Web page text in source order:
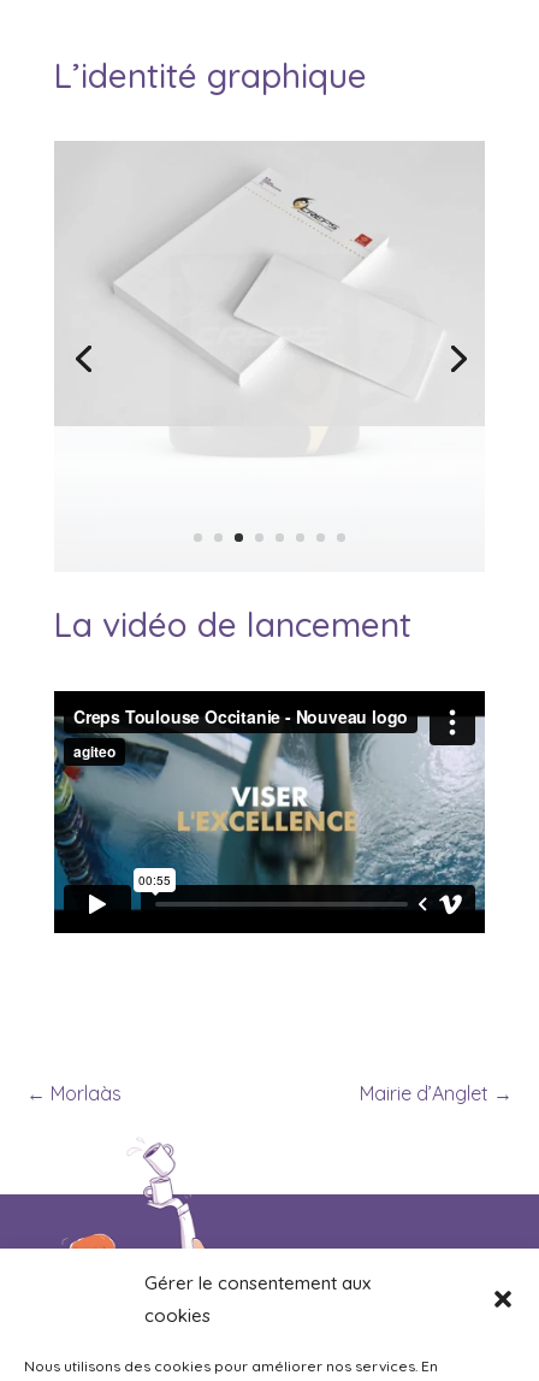
Gérer le consentement aux
cookies
Nous utilisons des cookies pour améliorer nos services. En
L’identité graphique
La vidéo de lancement
← Morlaàs Mairie d’Anglet →
café ?